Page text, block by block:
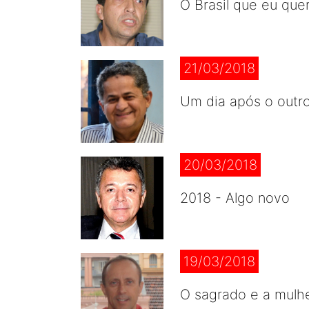
O Brasil que eu
21/03/2018
Um dia após o
20/03/2018
2018 - Algo novo
19/03/2018
O sagrado e a